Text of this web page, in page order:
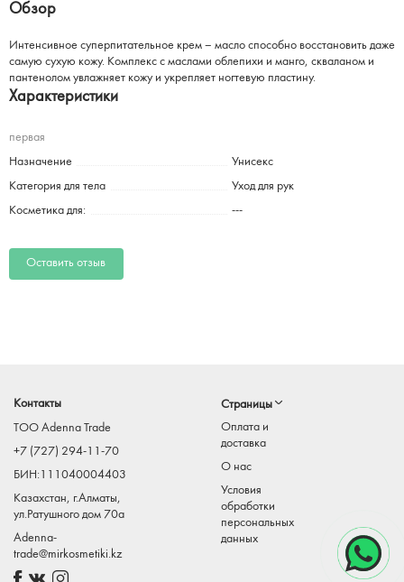
Обзор
Интенсивное суперпитательное крем – масло способно восстановить даже
самую сухую кожу. Комплекс с маслами облепихи и манго, скваланом и
пантенолом увлажняет кожу и укрепляет ногтевую пластину.
Характеристики
первая
Назначение Унисекс
Категория для тела Уход для рук
Косметика для: ---
Оставить отзыв
Контакты
TOO Adenna Trade
+7 (727) 294-11-70
БИН:111040004403
Казахстан, г.Алматы,
ул.Ратушного дом 70а
Adenna-
trade@mirkosmetiki.kz
Страницы
Оплата и
доставка
О нас
Условия
обработки
персональных
данных